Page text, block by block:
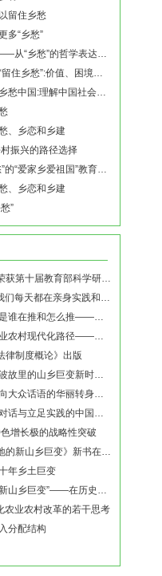
留住乡愁
多“乡愁”
王露璐:伦理何以“还乡”——从“乡愁”的哲学表达谈起
黄振华等:从乡土中国到乡愁中国:理解中国社会变迁的一个视角
、乡恋和乡建
振兴的路径选择
张孝德:开展“记得住乡愁”的“爱家乡爱祖国”教育，助推乡村振兴
、乡恋和乡建
”
喜报｜陈文胜教授团队荣获第十届教育部科学研究优秀成果奖（人文社会科学）
周俊:新山乡巨变的背后是谁在推和怎么推——《再造乡土:历史坐标地的新山乡巨变》新书发
蔡卓:可复制可推广的农业农村现代化路径——《再造乡土:历史坐标地的新山乡巨变》新书发
律制度概论》出版
肖帅:让更多人读懂周立波故里的山乡巨变新时代故事——《再造乡土:历史坐标地的新山乡巨
周小毛:实现了学术话语向大众话语的华丽转身——《再造乡土:历史坐标地的新山乡巨变》新
增长极的战略性突破
《再造乡土：历史坐标地的新山乡巨变》新书在赫山清溪村首发
年乡土巨变
农业农村改革的若干思考
分配结构